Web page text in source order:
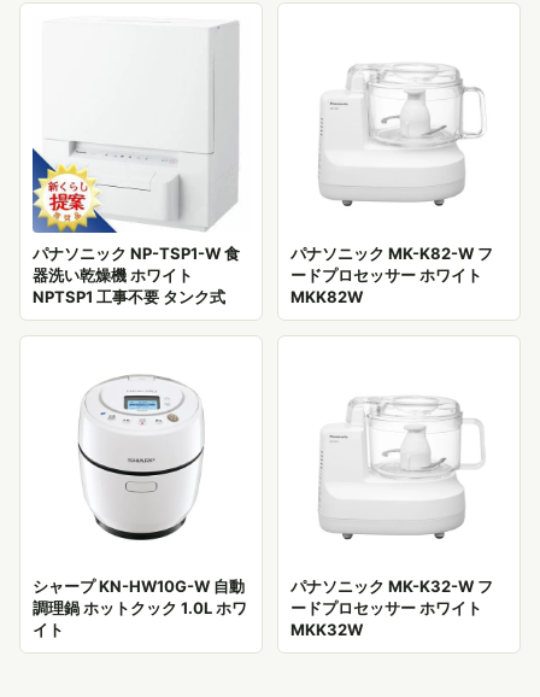
パナソニック NP-TSP1-W 食
器洗い乾燥機 ホワイト
NPTSP1 工事不要 タンク式
パナソニック MK-K82-W フ
ードプロセッサー ホワイト
MKK82W
シャープ KN-HW10G-W 自動
調理鍋 ホットクック 1.0L ホワ
イト
パナソニック MK-K32-W フ
ードプロセッサー ホワイト
MKK32W